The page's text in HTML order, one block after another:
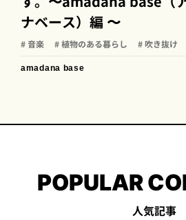
ナベース）編 〜
# 音楽 # 植物のある暮らし # 吹き抜け
amadana base
POPULAR
人気記事